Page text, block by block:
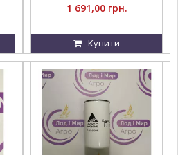
1 691,00 грн.
Купити